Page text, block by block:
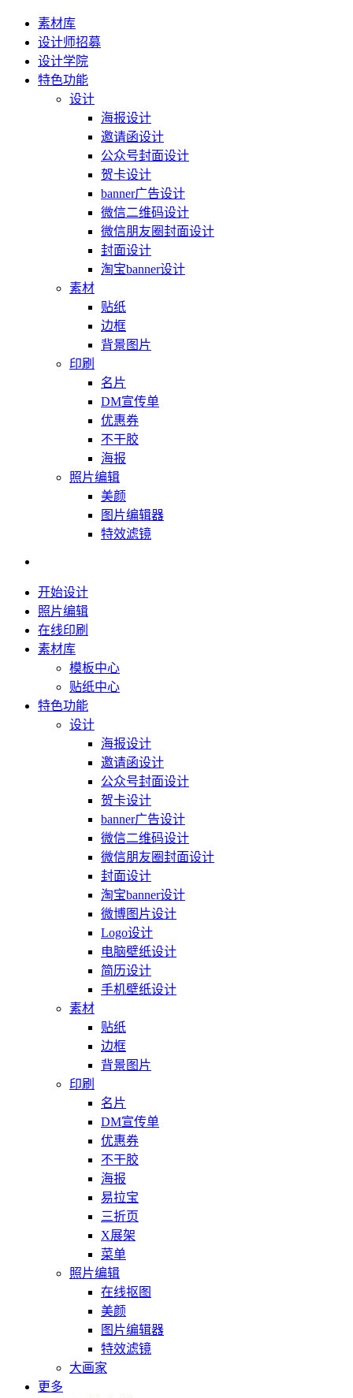
素材库
设计师招募
设计学院
特色功能
设计
海报设计
邀请函设计
公众号封面设计
贺卡设计
banner广告设计
微信二维码设计
微信朋友圈封面设计
封面设计
淘宝banner设计
素材
贴纸
边框
背景图片
印刷
名片
DM宣传单
优惠券
不干胶
海报
照片编辑
美颜
图片编辑器
特效滤镜
开始设计
照片编辑
在线印刷
素材库
模板中心
贴纸中心
特色功能
设计
海报设计
邀请函设计
公众号封面设计
贺卡设计
banner广告设计
微信二维码设计
微信朋友圈封面设计
封面设计
淘宝banner设计
微博图片设计
Logo设计
电脑壁纸设计
简历设计
手机壁纸设计
素材
贴纸
边框
背景图片
印刷
名片
DM宣传单
优惠券
不干胶
海报
易拉宝
三折页
X展架
菜单
照片编辑
在线抠图
美颜
图片编辑器
特效滤镜
大画家
更多